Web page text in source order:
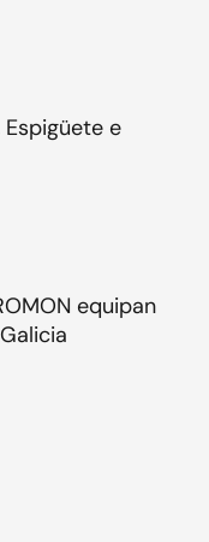
e
equipan